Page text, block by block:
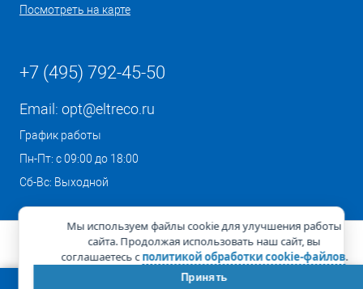
Посмотреть на карте
+7 (495) 792-45-50
Email: opt@eltreco.ru
График работы
Пн-Пт: с 09:00 до 18:00
Сб-Вс: Выходной
Мы используем файлы cookie для улучшения работы
сайта. Продолжая использовать наш сайт, вы
соглашаетесь сполитикой обработки cookie-файлов.
Принять